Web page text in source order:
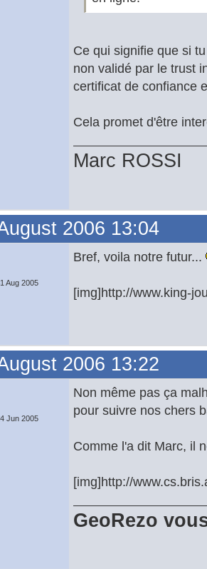
Ce qui signifie que si
non validé par le trust
certificat de confiance
Cela promet d'être
Marc ROSSI
2006 13:04
Aug 2005
Bref, voila notre futur...
[img]http://www.king-
2006 13:22
Jun 2005
Non même pas ça
pour suivre nos chers
Comme l'a dit Marc, il
[img]http://
GeoRezo